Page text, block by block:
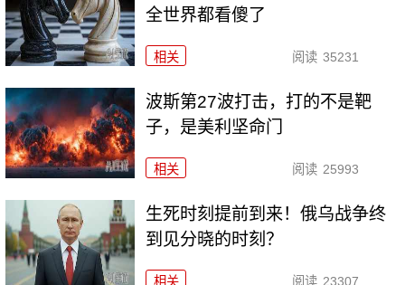
全世界都看傻了
相关 阅读 35231
波斯第27波打击，打的不是靶
子，是美利坚命门
相关 阅读 25993
生死时刻提前到来！俄乌战争终
到见分晓的时刻？
相关 阅读 23307